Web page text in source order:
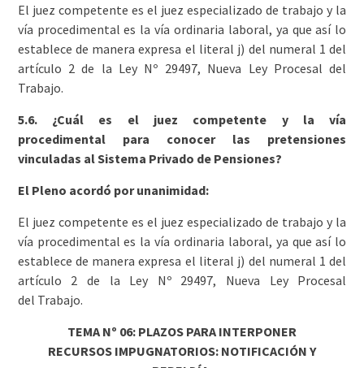
El juez competente es el juez especializado de trabajo y la
vía procedimental es la vía ordinaria laboral, ya que así lo
establece de manera expresa el literal j) del numeral 1 del
artículo 2 de la Ley Nº 29497, Nueva Ley Procesal del
Trabajo.
5.6. ¿Cuál es el juez competente y la vía
procedimental para conocer las pretensiones
vinculadas al Sistema Privado de Pensiones?
El Pleno acordó por unanimidad:
El juez competente es el juez especializado de trabajo y la
vía procedimental es la vía ordinaria laboral, ya que así lo
establece de manera expresa el literal j) del numeral 1 del
artículo 2 de la Ley Nº 29497, Nueva Ley Procesal
del Trabajo.
TEMA Nº 06: PLAZOS PARA INTERPONER
RECURSOS IMPUGNATORIOS: NOTIFICACIÓN Y